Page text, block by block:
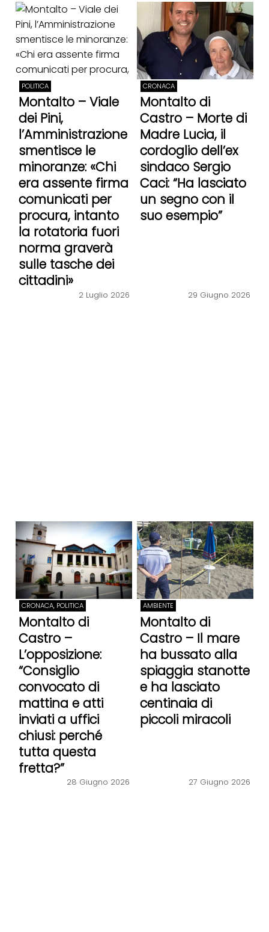
POLITICA
Montalto – Viale
dei Pini,
l’Amministrazione
smentisce le
minoranze: «Chi
era assente firma
comunicati per
procura, intanto
la rotatoria fuori
norma graverà
sulle tasche dei
cittadini»
2 Luglio 2026
CRONACA
Montalto di
Castro – Morte di
Madre Lucia, il
cordoglio dell’ex
sindaco Sergio
Caci: “Ha lasciato
un segno con il
suo esempio”
29 Giugno 2026
CRONACA, POLITICA
Montalto di
Castro –
L’opposizione:
“Consiglio
convocato di
mattina e atti
inviati a uffici
chiusi: perché
tutta questa
fretta?”
28 Giugno 2026
AMBIENTE
Montalto di
Castro – Il mare
ha bussato alla
spiaggia stanotte
e ha lasciato
centinaia di
piccoli miracoli
27 Giugno 2026